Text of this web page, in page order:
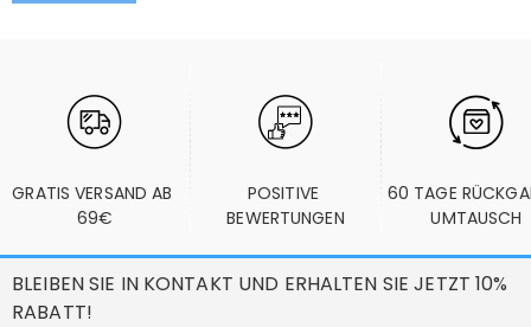
GRATIS VERSAND AB
69€
POSITIVE
BEWERTUNGEN
60 TAGE
UMTAUSCH
BLEIBEN SIE IN KONTAKT UND ERHALTEN SIE JETZT 10%
RABATT!